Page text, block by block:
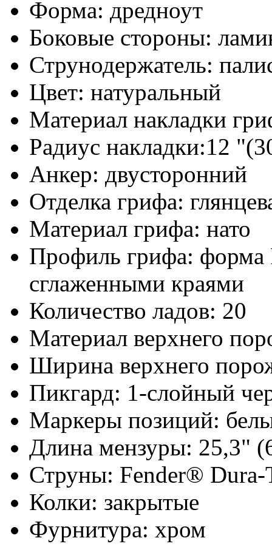
Форма: дредноут
Боковые стороны:
Струнодержатель:
Цвет: натуральный
Материал накладки
Радиус накладки:12
Анкер: двусторонний
Отделка грифа:
Материал грифа: нато
Профиль грифа: форма
сглаженными краями
Количество ладов: 20
Материал верхнего
Ширина верхнего
Пикгард: 1-слойный
Маркеры позиций:
Длина мензуры: 25,3"
Струны: Fender®
Колки: закрытые
Фурнитура: хром